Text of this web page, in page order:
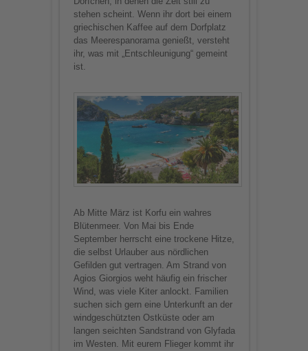
stehen scheint. Wenn ihr dort bei einem
griechischen Kaffee auf dem Dorfplatz
das Meerespanorama genießt, versteht
ihr, was mit „Entschleunigung“ gemeint
ist.
Ab Mitte März ist Korfu ein wahres
Blütenmeer. Von Mai bis Ende
September herrscht eine trockene Hitze,
die selbst Urlauber aus nördlichen
Gefilden gut vertragen. Am Strand von
Agios Giorgios weht häufig ein frischer
Wind, was viele Kiter anlockt. Familien
suchen sich gern eine Unterkunft an der
windgeschützten Ostküste oder am
langen seichten Sandstrand von Glyfada
im Westen. Mit eurem Flieger kommt ihr